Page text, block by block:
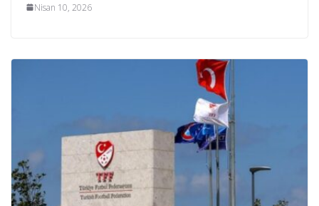
Nisan 10, 2026